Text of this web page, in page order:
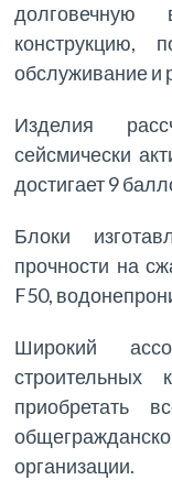
долговечную
конструкцию,
обслуживание и
Изделия
сейсмически
достигает 9
Блоки
прочности на
F50,
Широкий
строительных
приобретать
организации.